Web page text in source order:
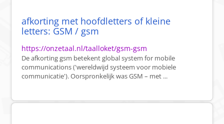
afkorting met hoofdletters of kleine
letters: GSM / gsm
https://onzetaal.nl/taalloket/gsm-gsm
De afkorting gsm betekent global system for mobile
communications ('wereldwijd systeem voor mobiele
communicatie'). Oorspronkelijk was GSM – met ...